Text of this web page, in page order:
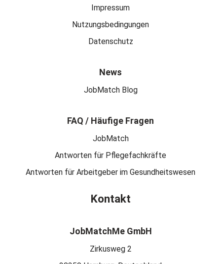
Impressum
Nutzungsbedingungen
Datenschutz
News
JobMatch Blog
FAQ / Häufige Fragen
JobMatch
Antworten für Pflegefachkräfte
Antworten für Arbeitgeber im Gesundheitswesen
Kontakt
JobMatchMe GmbH
Zirkusweg 2